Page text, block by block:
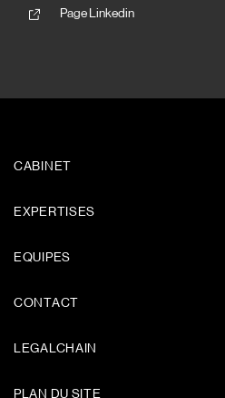
Page Linkedin
CABINET
EXPERTISES
EQUIPES
CONTACT
LEGALCHAIN
PLAN DU SITE